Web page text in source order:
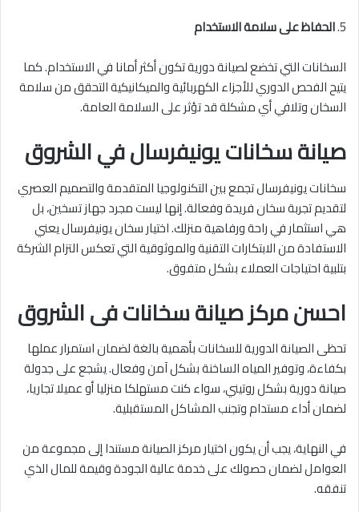
5. الحفاظ على سلامة الاستخدام
السخانات التي تخضع لصيانة دورية تكون أكثر أمانا في الاستخدام. كما
يتيح الفحص الدوري للأجزاء الكهربائية والميكانيكية التحقق من سلامة
السخان وتلافي أي مشكلة قد تؤثر على السلامة العامة.
صيانة سخانات يونيفرسال في الشروق
سخانات يونيفرسال تجمع بين التكنولوجيا المتقدمة والتصميم العصري
لتقديم تجربة سخان فريدة وفعالة. إنها ليست مجرد جهاز تسخين، بل
هي استثمار في راحة ورفاهية منزلك. اختيار سخان يونيفرسال يعني
الاستفادة من الابتكارات التقنية والموثوقية التي تعكس التزام الشركة
بتلبية احتياجات العملاء بشكل متفوق.
احسن مركز صيانة سخانات فى الشروق
تحظى الصيانة الدورية للسخانات بأهمية بالغة لضمان استمرار عملها
بكفاءة، وتوفير المياه الساخنة بشكل آمن وفعال. يشجع على جدولة
صيانة دورية بشكل روتيني، سواء كنت مستهلكا منزليا أو عميلا تجاريا،
لضمان أداء مستدام وتجنب المشاكل المستقبلية.
في النهاية، يجب أن يكون اختيار مركز الصيانة مستندا إلى مجموعة من
العوامل لضمان حصولك على خدمة عالية الجودة وقيمة للمال الذي
تنفقه.